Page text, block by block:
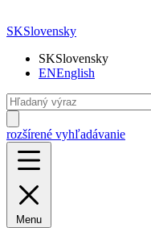
SKSlovensky
SKSlovensky
ENEnglish
rozšírené vyhľadávanie
Menu